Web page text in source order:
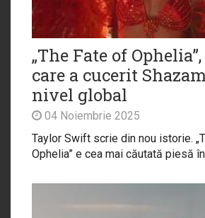
„The Fate of
care a cucerit
nivel global
04 Noiembrie 2025
Taylor Swift scrie din nou istorie.
Ophelia” e cea mai căutată piesă